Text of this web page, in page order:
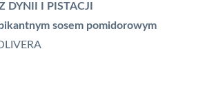
DYNII I PISTACJI
sosem pomidorowym